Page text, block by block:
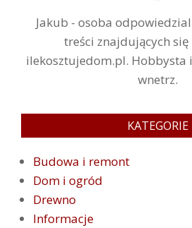
Jakub - osoba
treści znajdujących
ilekosztujedom.pl. Hobbysta
wnetrz.
KATEGORIE
Budowa i remont
Dom i ogród
Drewno
Informacje